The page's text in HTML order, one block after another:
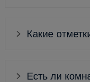
Какие
Есть ли